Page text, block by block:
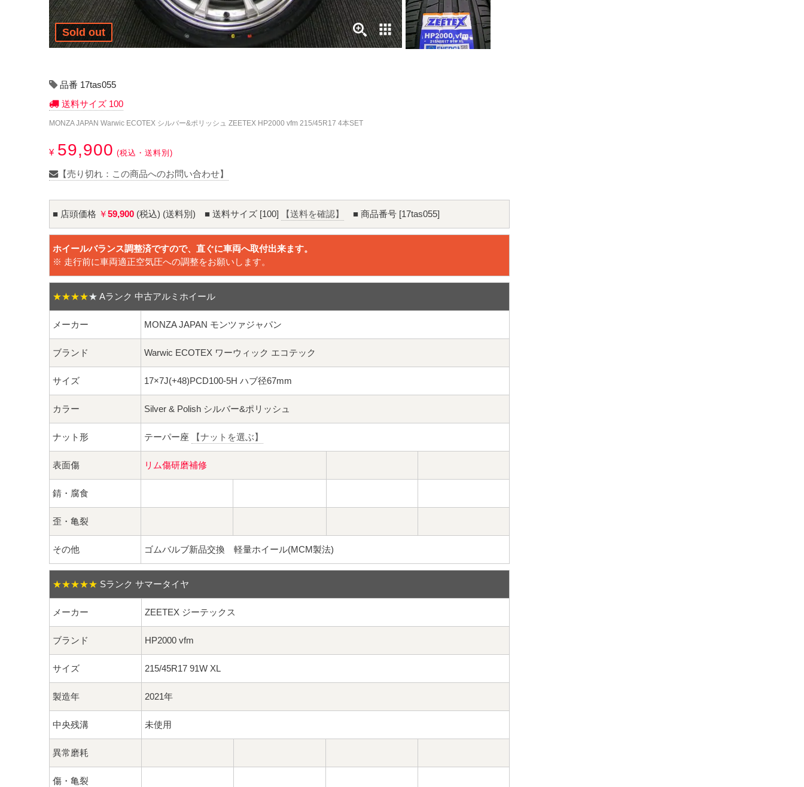
Sold out
品番 17tas055
送料サイズ 100
MONZA JAPAN Warwic ECOTEX シルバー&ポリッシュ ZEETEX HP2000 vfm 215/45R17 4本SET
¥ 59,900 (税込・送料別)
【売り切れ：この商品へのお問い合わせ】
■ 店頭価格 ￥59,900 (税込) (送料別) ■ 送料サイズ [100] 【送料を確認】 ■ 商品番号 [17tas055]
ホイールバランス調整済ですので、直ぐに車両へ取付出来ます。
※ 走行前に車両適正空気圧への調整をお願いします。
★★★★★ Aランク 中古アルミホイール
メーカー MONZA JAPAN モンツァジャパン
ブランド Warwic ECOTEX ワーウィック エコテック
サイズ 17×7J(+48)PCD100-5H ハブ径67mm
カラー Silver & Polish シルバー&ポリッシュ
ナット形 テーパー座 【ナットを選ぶ】
表面傷 リム傷研磨補修
錆・腐食
歪・亀裂
その他 ゴムバルブ新品交換 軽量ホイール(MCM製法)
★★★★★ Sランク サマータイヤ
メーカー ZEETEX ジーテックス
ブランド HP2000 vfm
サイズ 215/45R17 91W XL
製造年 2021年
中央残溝 未使用
異常磨耗
傷・亀裂